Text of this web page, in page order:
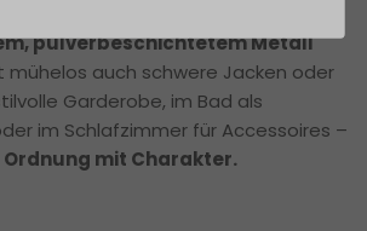
erledigt. Das Hakenleisten-Set ist
pulverbeschichtetem Metall
auch schwere Jacken oder
Garderobe, im Bad als
im Schlafzimmer für Accessoires –
mit Charakter.